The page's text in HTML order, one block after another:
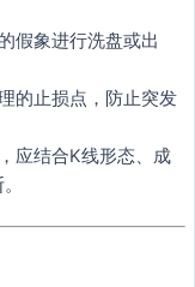
假象进行洗盘或出
的止损点，防止突发
应结合K线形态、成